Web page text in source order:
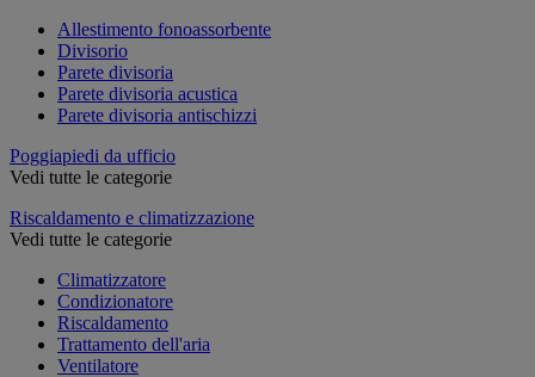
Allestimento fonoassorbente
Divisorio
Parete divisoria
Parete divisoria acustica
Parete divisoria antischizzi
Poggiapiedi da ufficio
Vedi tutte le categorie
Riscaldamento e climatizzazione
Vedi tutte le categorie
Climatizzatore
Condizionatore
Riscaldamento
Trattamento dell'aria
Ventilatore